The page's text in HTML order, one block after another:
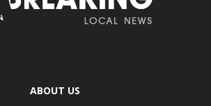
ABOUT US